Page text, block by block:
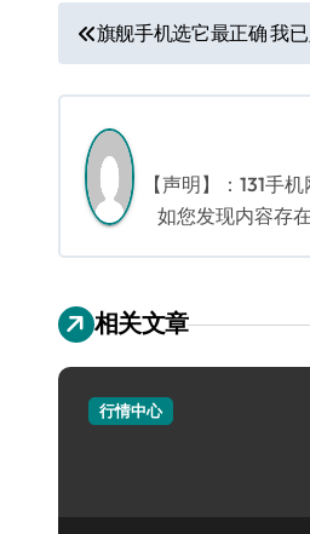
文
章
导
航
旗舰手机选它最正确 我
【声明】：131手
如您发现内容存
相关文章
行情中心